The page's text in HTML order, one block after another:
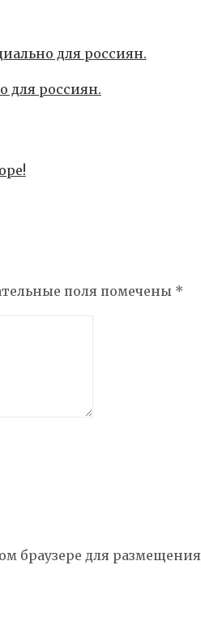
для россиян.
поля помечены *
браузере для размещения